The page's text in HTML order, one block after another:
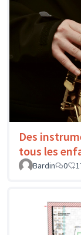
Des
tous les
Bardin
0